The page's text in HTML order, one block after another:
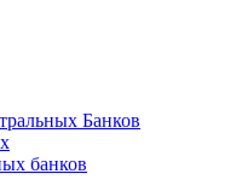
Банков
банков